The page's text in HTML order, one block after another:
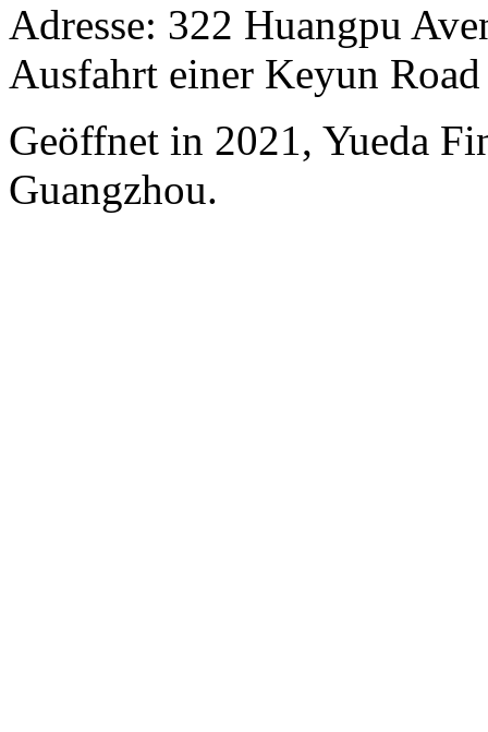
Adresse: 322 Huangpu
Ausfahrt einer Keyun
Geöffnet in 2021, Yueda
Guangzhou.